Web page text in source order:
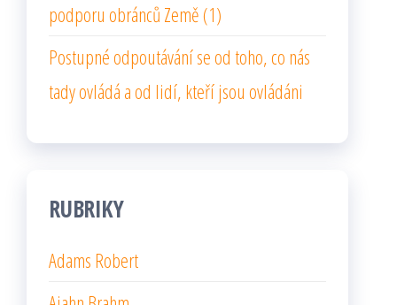
podporu obránců Země (1)
Postupné odpoutávání se od toho, co nás
tady ovládá a od lidí, kteří jsou ovládáni
RUBRIKY
Adams Robert